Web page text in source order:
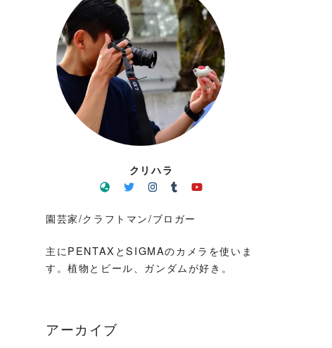
クリハラ
園芸家/クラフトマン/ブロガー
主にPENTAXとSIGMAのカメラを使いま
す。植物とビール、ガンダムが好き。
アーカイブ